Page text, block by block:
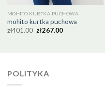
MOHITO KURTKA PUCHOWA
mohito kurtka puchowa
zł401.00 zł267.00
POLITYKA